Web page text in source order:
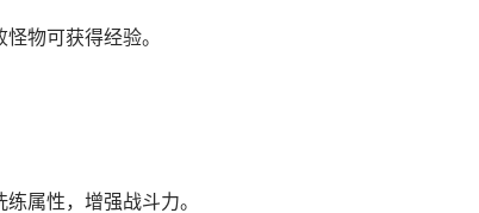
物可获得经验。
属性，增强战斗力。